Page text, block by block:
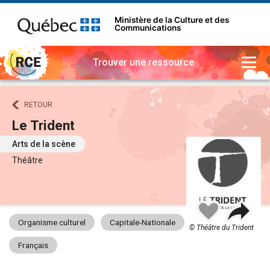
Ministère de la Culture et des
Communications
Trouver une ressource
RETOUR
Le Trident
Arts de la scène
Théâtre
Ajouter
mes
© Théâtre du Trident
Organisme culturel Capitale-Nationale
Français